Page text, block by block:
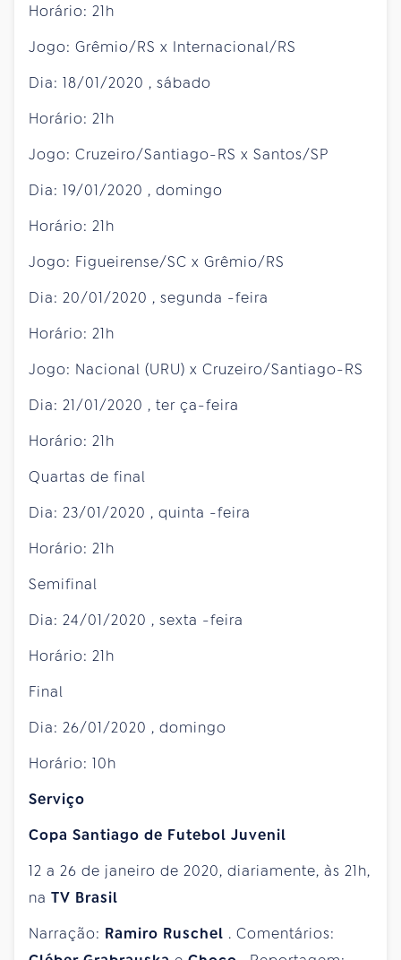
Horário: 21h
Jogo: Grêmio/RS x Internacional/RS
Dia: 18/01/2020 , sábado
Horário: 21h
Jogo: Cruzeiro/Santiago-RS x Santos/SP
Dia: 19/01/2020 , domingo
Horário: 21h
Jogo: Figueirense/SC x Grêmio/RS
Dia: 20/01/2020 , segunda -feira
Horário: 21h
Jogo: Nacional (URU) x Cruzeiro/Santiago-RS
Dia: 21/01/2020 , ter ça-feira
Horário: 21h
Quartas de final
Dia: 23/01/2020 , quinta -feira
Horário: 21h
Semifinal
Dia: 24/01/2020 , sexta -feira
Horário: 21h
Final
Dia: 26/01/2020 , domingo
Horário: 10h
Serviço
Copa Santiago de Futebol Juvenil
12 a 26 de janeiro de 2020, diariamente, às 21h,
na TV Brasil
Narração: Ramiro Ruschel . Comentários: